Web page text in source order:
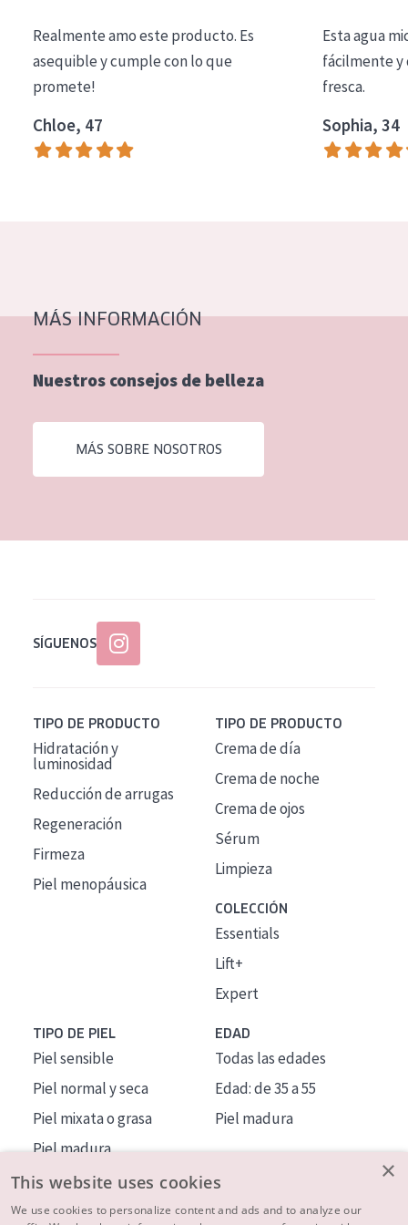
Essentials
Lift+
Expert
Piel madura
Piel menopáusica
EDAD
Realmente amo este producto. Es
asequible y cumple con lo que
promete!
Chloe, 47
Esta agua
fácilmente y
fresca.
Sophia, 34
MÁS INFORMACIÓN
Nuestros consejos de belleza
MÁS SOBRE NOSOTROS
SÍGUENOS
TIPO DE PRODUCTO
Hidratación y
luminosidad
Reducción de arrugas
Regeneración
Firmeza
Piel menopáusica
TIPO DE PRODUCTO
Crema de día
Crema de noche
Crema de ojos
Sérum
Limpieza
COLECCIÓN
Essentials
Lift+
Expert
TIPO DE PIEL
Piel sensible
Piel normal y seca
Piel mixata o grasa
Piel madura
Piel expuesta al sol
Piel menopáusica
EDAD
Todas las edades
Edad: de 35 a 55
Piel madura
×
This website uses cookies
We use cookies to personalize content and ads and to analyze our